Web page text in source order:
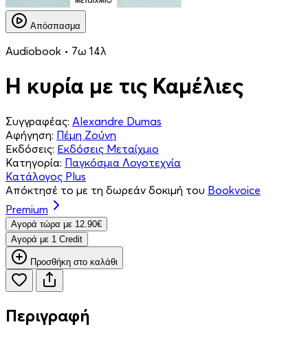
Απόσπασμα
Audiobook • 7ω 14λ
Η κυρία με τις Καμέλιες
Συγγραφέας: Alexandre Dumas
Αφήγηση: Πέμη Ζούνη
Εκδόσεις: Εκδόσεις Μεταίχμιο
Κατηγορία: Παγκόσμια Λογοτεχνία
Κατάλογος Plus
Απόκτησέ το με τη δωρεάν δοκιμή του Bookvoice
Premium
Aγορά τώρα με 12.90€
Aγορά με 1 Credit
Προσθήκη στο καλάθι
Περιγραφή